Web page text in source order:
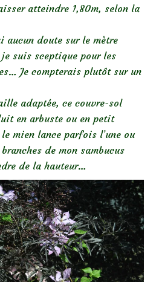
atteindre 1,80m, selon la
aucun doute sur le mètre
suis sceptique pour les
Je compterais plutôt sur un
adaptée, ce couvre-sol
en arbuste ou en petit
mien lance parfois l’une ou
de mon sambucus
de la hauteur…